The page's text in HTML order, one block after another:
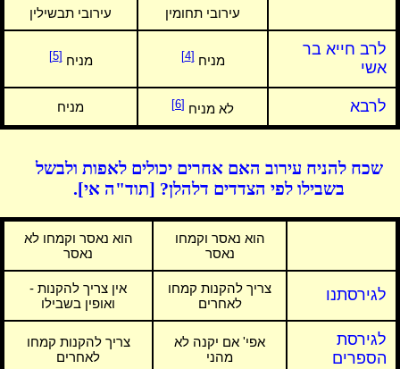
עירובי תחומין עירובי תבשילין
לרב חייא בר
אשי
מניח[4] מניח[5]
לרבא לא מניח [6] מניח
שכח להניח עירוב האם אחרים יכולים לאפות ולבשל
בשבילו לפי הצדדים דלהלן? [תוד"ה אי].
הוא נאסר וקמחו
נאסר
הוא נאסר וקמחו לא
נאסר
לגירסתנו
צריך להקנות קמחו
לאחרים
אין צריך להקנות -
ואופין בשבילו
לגירסת
הספרים
אפי' אם יקנה לא
מהני
צריך להקנות קמחו
לאחרים